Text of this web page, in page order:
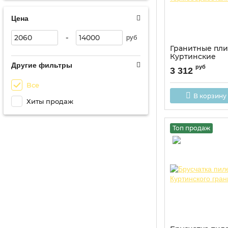
Цена
- руб
Другие фильтры
Все
Хиты продаж
Гранитные
Куртинские
3 312 руб
В корзину
Топ продаж